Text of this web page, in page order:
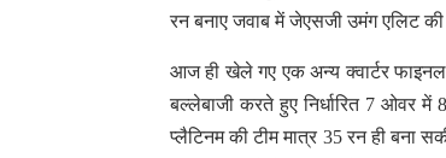
रन बनाए जवाब में जेएसजी उमंग एलिट
आज ही खेले गए एक अन्य क्वार्टर
बल्लेबाजी करते हुए निर्धारित 7 ओवर
प्लैटिनम की टीम मात्र 35 रन ही बना